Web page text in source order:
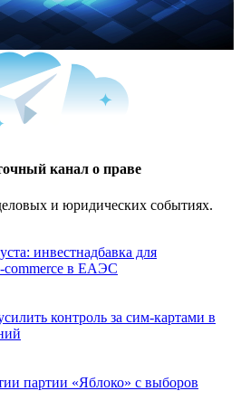
канал о праве
и юридических событиях.
инвестнадбавка для
commerce в ЕАЭС
контроль за сим-картами в
партии «Яблоко» с выборов